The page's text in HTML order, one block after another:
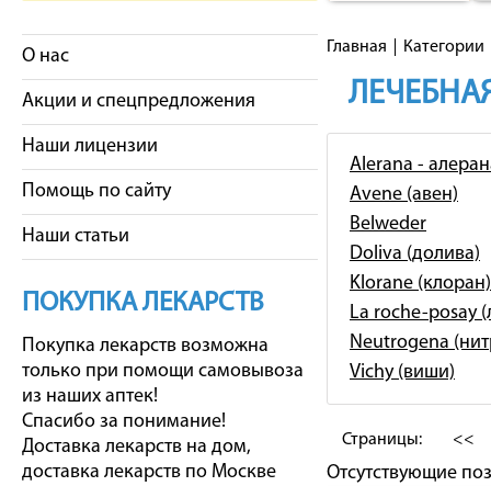
О нас
Акции и спецпредложения
Наши лицензии
Помощь по сайту
Наши статьи
ПОКУПКА ЛЕКАРСТВ
Покупка лекарств возможна
только при помощи самовывоза
из наших аптек!
Спасибо за понимание!
Доставка лекарств на дом,
доставка лекарств по Москве
Главная Категории
Alerana -
Avene (авен)
Belweder
Doliva (долива)
Klorane (клоран)
La roche-posay
Neutrogena
Vichy (виши)
Страницы: <<
Отсутствующие